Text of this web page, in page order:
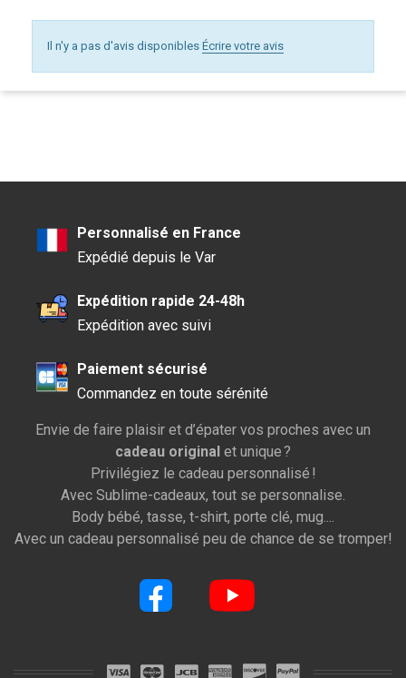
Il n'y a pas d'avis disponibles Écrire votre avis
Personnalisé en France
Expédié depuis le Var
Expédition rapide 24-48h
Expédition avec suivi
Paiement sécurisé
Commandez en toute sérénité
Envie de faire plaisir et d’épater vos proches avec un
cadeau original et unique ?
Privilégiez le cadeau personnalisé !
Avec Sublime-cadeaux, tout se personnalise.
Body bébé, tasse, t-shirt, porte clé, mug....
Avec un cadeau personnalisé peu de chance de se tromper!